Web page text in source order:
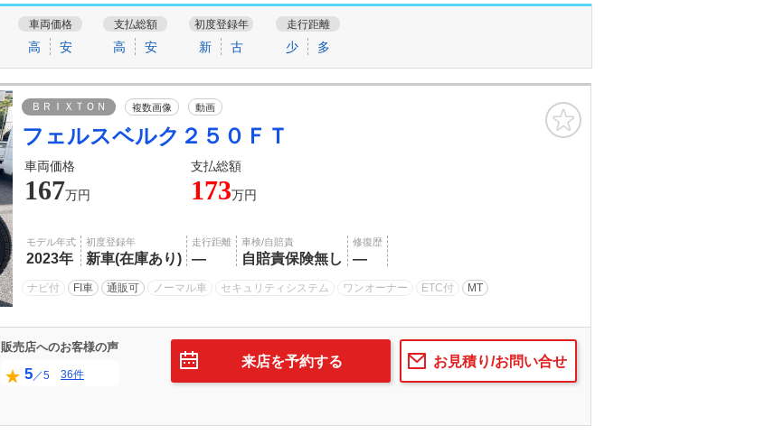
車両価格
高 安
支払総額
高 安
初度登録年
新 古
走行距離
少 多
ＢＲＩＸＴＯＮ 複数画像 動画
フェルスベルク２５０ＦＴ
車両価格 支払総額
167万円 173万円
モデル年式
2023年
初度登録年
新車(在庫あり)
走行距離
―
車検/自賠責
自賠責保険無し
修復歴
―
ナビ付 FI車 通販可 ノーマル車 セキュリティシステム ワンオーナー ETC付 MT
販売店へのお客様の声
5／5 36件
お見積り/お問い合せ
来店を予約する
排気量
車種